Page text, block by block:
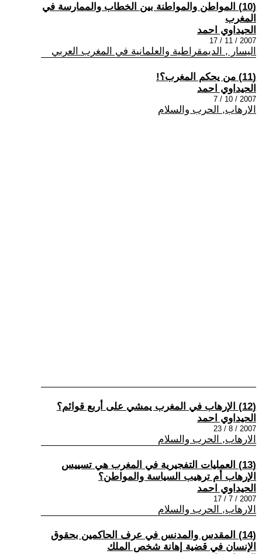
(10) المواطن والمواطنة بين الخطاب والممارسة في
المغرب
الحيداوي احمد
2007 / 11 / 17
اليسار , الديمقراطية والعلمانية في المغرب العربي
(11) من يحكم المغرب؟!
الحيداوي احمد
2007 / 10 / 7
الارهاب, الحرب والسلام
(12) الإرهاب في المغرب يمشي على أربع قوائم؟
الحيداوي احمد
2007 / 8 / 23
الارهاب, الحرب والسلام
(13) العمليات التفجيرية في المغرب هي تسييس
الإرهاب أم ترهيب السياسة والمواطن؟
الحيداوي احمد
2007 / 7 / 17
الارهاب, الحرب والسلام
(14) المقدس والمدنس في عرف الحاكمين بحقوق
الإنسان في قضية ﺇهانة شخص الملك